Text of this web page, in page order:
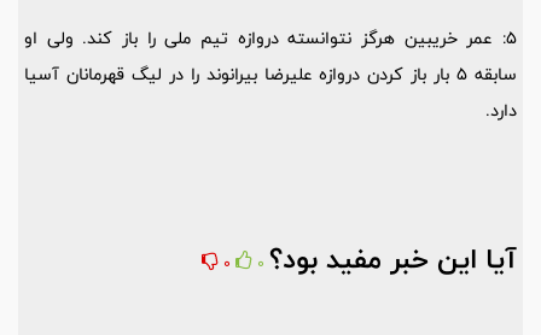
5: عمر خریبین هرگز نتوانسته دروازه تیم ملی را باز کند. ولی او
سابقه 5 بار باز کردن دروازه علیرضا بیرانوند را در لیگ قهرمانان آسیا
دارد.
آیا این خبر مفید بود؟ 0
0